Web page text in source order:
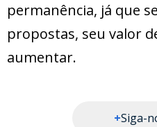
permanência, já que
propostas, seu valor
aumentar.
+Siga-